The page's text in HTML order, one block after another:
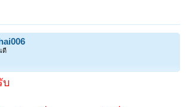
ดี
บ